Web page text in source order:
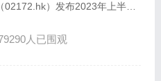
02172.hk）发布2023年上半年
，预期集团录得：收入约为人民
人已围观